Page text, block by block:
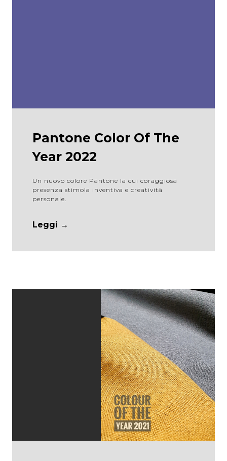
Pantone Color Of The
Year 2022
Un nuovo colore Pantone la cui coraggiosa
presenza stimola inventiva e creatività
personale.
Leggi →